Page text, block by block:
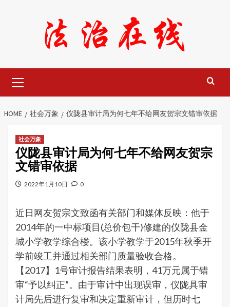
Menu
HOME 社会万象 仪陇县审计局为何七年不给网友贺宗文错审依据
社会万象
仪陇县审计局为何七年不给网友贺宗
文错审依据
2022年1月10日 0
近日网友贺宗文致函有关部门和媒体反映：他于
2014年的一中标项目(总价包干)修建的仪陇县金
城小学教学综合楼。该小学教学于2015年秋季开
学前竣工并通过相关部门质量验收合格。
【2017】1号审计报告结果表明，41万元属于错
审“予以纠正”。由于审计中出现误审，仪陇具审
计局先后进行复审和决定重新审计，但历时七